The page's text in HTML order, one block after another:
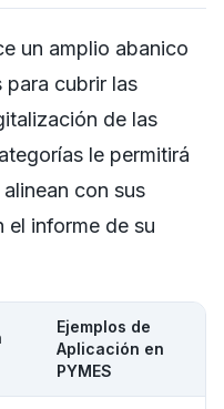
un amplio abanico
para cubrir las
de las
le permitirá
con sus
informe de su
Ejemplos de
Aplicación en
PYMES